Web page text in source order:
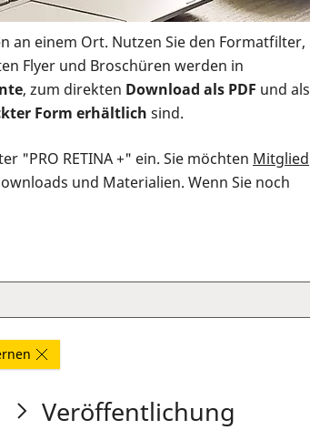
an einem Ort. Nutzen Sie den Formatfilter,
Flyer und Broschüren werden in
, zum direkten Download als PDF und als
Form erhältlich sind.
"PRO RETINA +" ein. Sie möchten Mitglied
und Materialien. Wenn Sie noch
Veröffentlichung